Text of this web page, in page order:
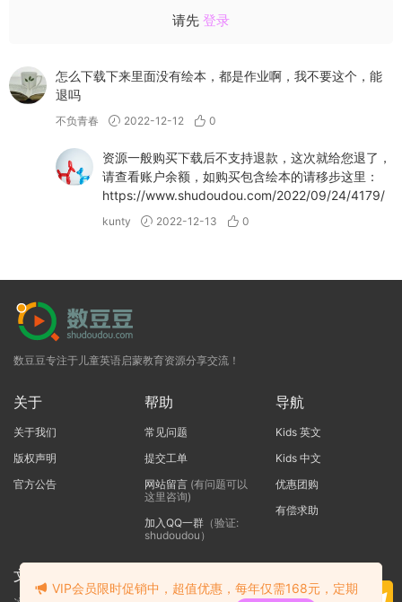
请先 登录
怎么下载下来里面没有绘本，都是作业啊，我不要这个，能
退吗
不负青春 2022-12-12 0
资源一般购买下载后不支持退款，这次就给您退了，
请查看账户余额，如购买包含绘本的请移步这里：
https://www.shudoudou.com/2022/09/24/4179/
kunty 2022-12-13 0
数豆豆专注于儿童英语启蒙教育资源分享交流！
关于
关于我们
版权声明
官方公告
帮助
常见问题
提交工单
网站留言(有问题可以
这里咨询)
加入QQ一群（验证:
shudoudou）
导航
Kids 英文
Kids 中文
优惠团购
有偿求助
文本标题
VIP会员限时促销中，超值优惠，每年仅需168元，定期